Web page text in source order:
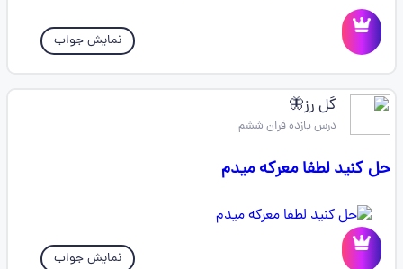
نمایش جواب
گل رز🦋
درس یازده قران ششم
حل کنید لطفا معرکه میدم
نمایش جواب